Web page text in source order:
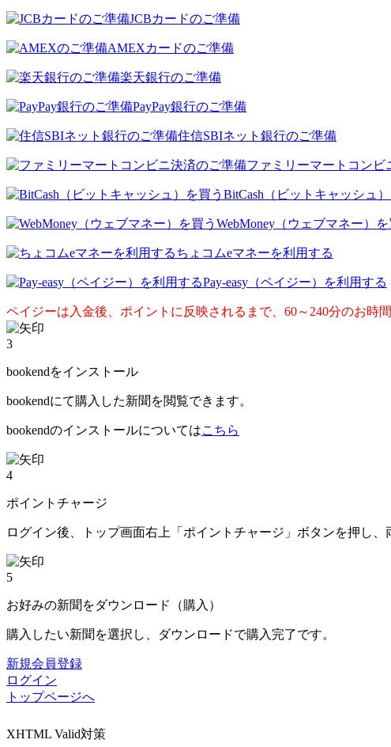
JCBカードのご準備
AMEXカードのご準備
楽天銀行のご準備
PayPay銀行のご準備
住信SBIネット銀行のご準備
ファミリーマートコンビ
BitCash（ビットキャッシュ
WebMoney（ウェブマネー）を
ちょコムeマネーを利用する
Pay-easy（ペイジー）を利用する
ペイジーは入金後、ポイントに反映されるまで、60～240分のお時
3
bookendをインストール
bookendにて購入した新聞を閲覧できます。
bookendのインストールについてはこちら
4
ポイントチャージ
ログイン後、トップ画面右上「ポイントチャージ」ボタンを押し、
5
お好みの新聞をダウンロード（購入）
購入したい新聞を選択し、ダウンロードで購入完了です。
新規会員登録
ログイン
トップページへ
XHTML Valid対策